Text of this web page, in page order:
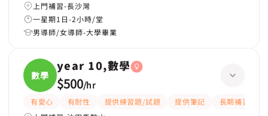
上門補習-長沙灣
一星期1日-2小時/堂
男導師/女導師-大學畢業
數學
year 10,數學
$500/hr
有愛心 有耐性 提供練習題/試題 提供筆記
長期補習